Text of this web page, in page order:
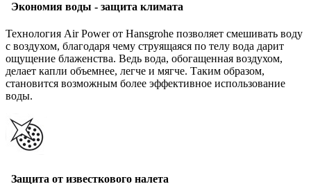
Экономия воды - защита климата
Технология Air Power от Hansgrohe позволяет смешивать воду
с воздухом, благодаря чему струящаяся по телу вода дарит
ощущение блаженства. Ведь вода, обогащенная воздухом,
делает капли объемнее, легче и мягче. Таким образом,
становится возможным более эффективное использование
воды.
Защита от известкового налета